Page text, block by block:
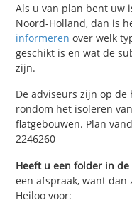
Als u van plan bent uw
Noord-Holland, dan is
informeren over welk
geschikt is en wat de
zijn.
De adviseurs zijn op de
rondom het isoleren
flatgebouwen. Plan
2246260
Heeft u een folder in
een afspraak, want
Heiloo voor: